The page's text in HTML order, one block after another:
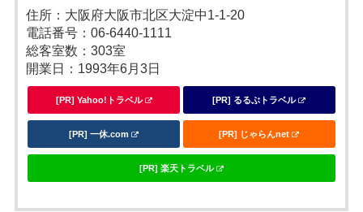
住所：大阪府大阪市北区大淀中1-1-20
電話番号：06-6440-1111
総客室数：303室
開業日：1993年6月3日
[PR] Yahoo!トラベル [PR] るるぶトラベル
[PR] 一休.com [PR] じゃらんnet
[PR] 楽天トラベル